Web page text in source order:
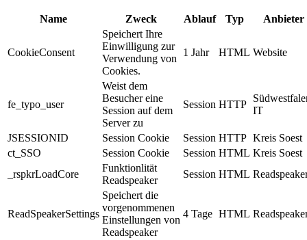
Name Zweck Ablauf Typ Anbieter
CookieConsent
Speichert Ihre
Einwilligung zur
Verwendung von
Cookies.
1 Jahr HTML Website
fe_typo_user
Weist dem
Besucher eine
Session auf dem
Server zu
Session HTTP
IT
JSESSIONID Session Cookie Session HTTP Kreis Soest
ct_SSO
Session Cookie Session HTML Kreis Soest
_rspkrLoadCore
Funktionlität
Readspeaker
Session HTML
ReadSpeakerSettings
Speichert die
vorgenommenen
Einstellungen von
Readspeaker
4 Tage HTML